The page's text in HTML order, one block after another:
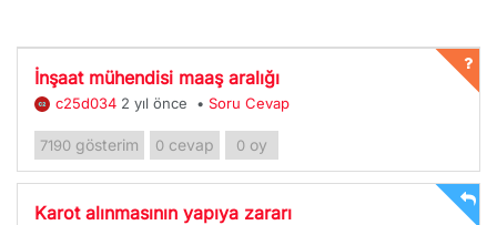
İnşaat mühendisi maaş aralığı
c25d034 2 yıl önce • Soru Cevap
7190 gösterim 0 cevap 0 oy
Karot alınmasının yapıya zararı